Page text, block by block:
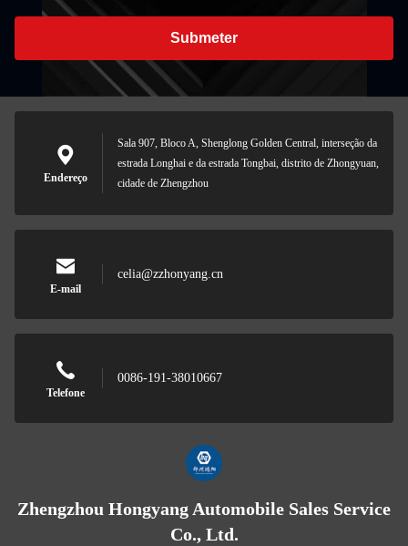
Submeter
Endereço
Sala 907, Bloco A, Shenglong Golden Central, interseção da
estrada Longhai e da estrada Tongbai, distrito de Zhongyuan,
cidade de Zhengzhou
E-mail
celia@zzhonyang.cn
Telefone
0086-191-38010667
Zhengzhou Hongyang Automobile Sales Service
Co., Ltd.